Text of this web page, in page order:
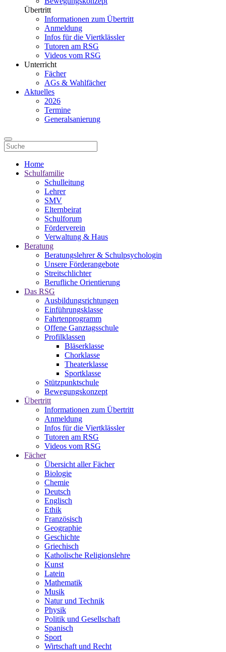
Übertritt
Informationen zum Übertritt
Anmeldung
Infos für die Viertklässler
Tutoren am RSG
Videos vom RSG
Unterricht
Fächer
AGs & Wahlfächer
Aktuelles
2026
Termine
Generalsanierung
Home
Schulfamilie
Schulleitung
Lehrer
SMV
Elternbeirat
Schulforum
Förderverein
Verwaltung & Haus
Beratung
Beratungslehrer & Schulpsychologin
Unsere Förderangebote
Streitschlichter
Berufliche Orientierung
Das RSG
Ausbildungsrichtungen
Einführungsklasse
Fahrtenprogramm
Offene Ganztagsschule
Profilklassen
Bläserklasse
Chorklasse
Theaterklasse
Sportklasse
Stützpunktschule
Bewegungskonzept
Übertritt
Informationen zum Übertritt
Anmeldung
Infos für die Viertklässler
Tutoren am RSG
Videos vom RSG
Fächer
Übersicht aller Fächer
Biologie
Chemie
Deutsch
Englisch
Ethik
Französisch
Geographie
Geschichte
Griechisch
Katholische Religionslehre
Kunst
Latein
Mathematik
Musik
Natur und Technik
Physik
Politik und Gesellschaft
Spanisch
Sport
Wirtschaft und Recht